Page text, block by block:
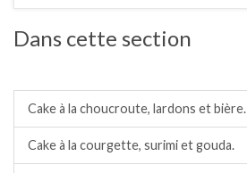
Dans cette section
Cake à la choucroute, lardons et bière.
Cake à la courgette, surimi et gouda.